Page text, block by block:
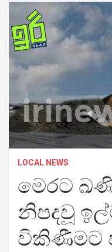
LOCAL NEWS
මෙරට
නිපදවූ
විකිණීමට